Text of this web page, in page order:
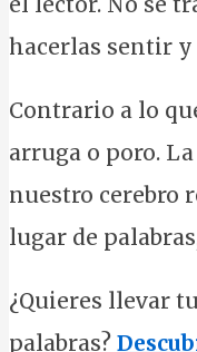
hacerlas sentir y
Contrario a lo
arruga o poro.
nuestro cerebro
lugar de
¿Quieres llevar
palabras?